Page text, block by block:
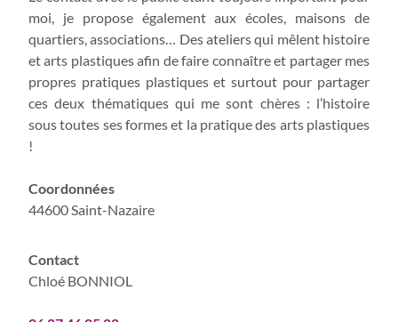
moi, je propose également aux écoles, maisons de
quartiers, associations… Des ateliers qui mêlent histoire
et arts plastiques afin de faire connaître et partager mes
propres pratiques plastiques et surtout pour partager
ces deux thématiques qui me sont chères : l’histoire
sous toutes ses formes et la pratique des arts plastiques
!
Coordonnées
44600 Saint-Nazaire
Contact
Chloé BONNIOL